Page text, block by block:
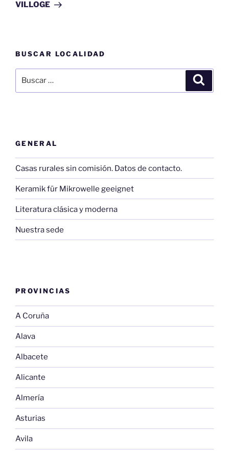
VILLOGE
BUSCAR LOCALIDAD
por:
GENERAL
Casas rurales sin comisión. Datos de contacto.
Keramik für Mikrowelle geeignet
Literatura clásica y moderna
Nuestra sede
PROVINCIAS
A Coruña
Alava
Albacete
Alicante
Almería
Asturias
Avila